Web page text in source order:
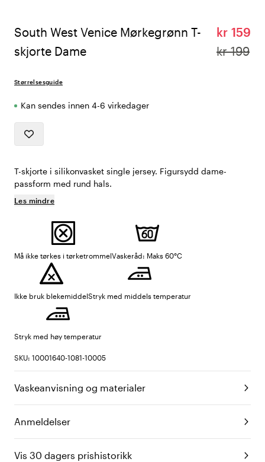
South West Venice Mørkegrønn T-
skjorte Dame
kr 159
kr 199
Størrelsesguide
Kan sendes innen 4-6 virkedager
T-skjorte i silikonvasket single jersey. Figursydd dame-
passform med rund hals.
Les mindre
Må ikke tørkes i tørketrommelVaskeråd: Maks 60°C
Ikke bruk blekemiddelStryk med middels temperatur
Stryk med høy temperatur
SKU: 10001640-1081-10005
Vaskeanvisning og materialer
Anmeldelser
Vis 30 dagers prishistorikk